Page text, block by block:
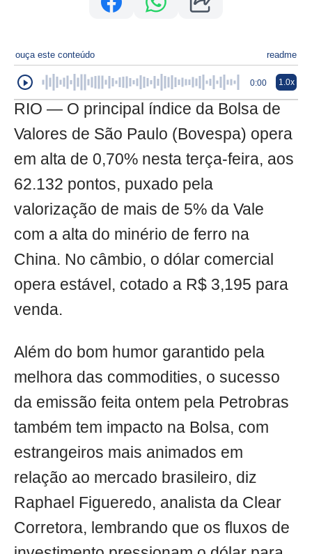
ouça este conteúdo readme
0:00 1.0x
RIO — O principal índice da Bolsa de
Valores de São Paulo (Bovespa) opera
em alta de 0,70% nesta terça-feira, aos
62.132 pontos, puxado pela
valorização de mais de 5% da Vale
com a alta do minério de ferro na
China. No câmbio, o dólar comercial
opera estável, cotado a R$ 3,195 para
venda.
Além do bom humor garantido pela
melhora das commodities, o sucesso
da emissão feita ontem pela Petrobras
também tem impacto na Bolsa, com
estrangeiros mais animados em
relação ao mercado brasileiro, diz
Raphael Figueredo, analista da Clear
Corretora, lembrando que os fluxos de